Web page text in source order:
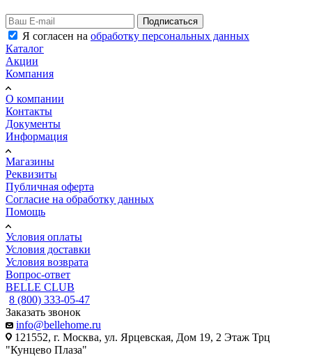
Подписаться
Я согласен на обработку персональных данных
Каталог
Акции
Компания
О компании
Контакты
Документы
Информация
Магазины
Реквизиты
Публичная оферта
Согласие на обработку данных
Помощь
Условия оплаты
Условия доставки
Условия возврата
Вопрос-ответ
BELLE CLUB
8 (800) 333-05-47
Заказать звонок
info@bellehome.ru
121552, г. Москва, ул. Ярцевская, Дом 19, 2 Этаж Трц
"Кунцево Плаза"